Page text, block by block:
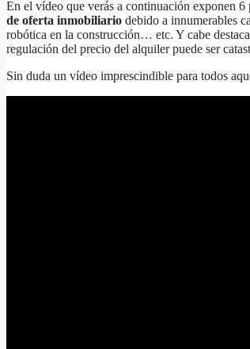
En el vídeo que verás a continuación exponen
de oferta inmobiliario debido a innumerables
robótica en la construcción… etc. Y cabe
regulación del precio del alquiler puede ser
Sin duda un vídeo imprescindible para todos